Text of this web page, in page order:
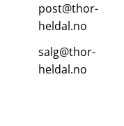
post@thor-
heldal.no
salg@thor-
heldal.no